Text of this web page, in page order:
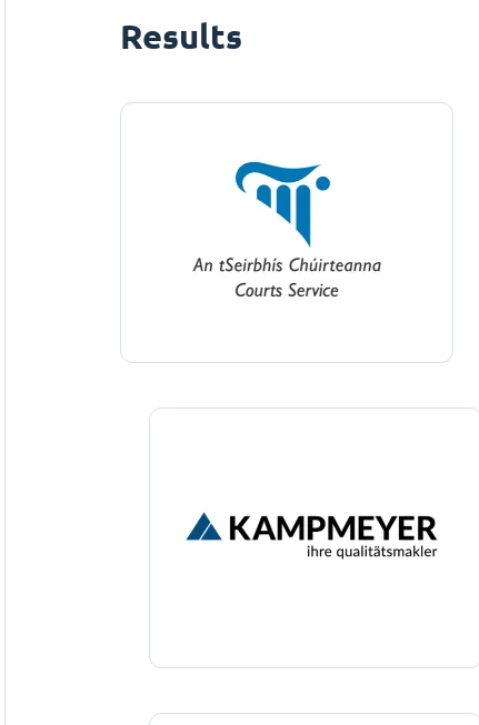
Results